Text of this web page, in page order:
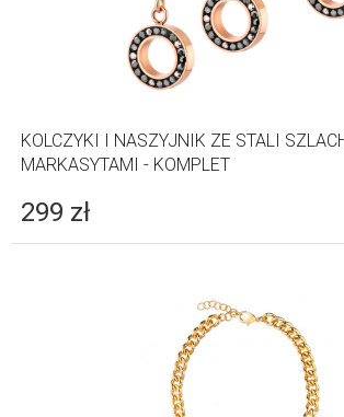
KOLCZYKI I NASZYJNIK ZE STALI
MARKASYTAMI - KOMPLET
299 zł